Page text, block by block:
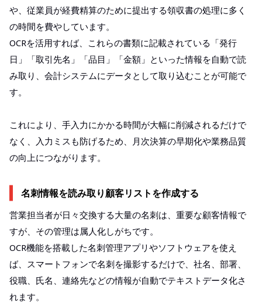
や、従業員が経費精算のために提出する領収書の処理に多く
の時間を費やしています。
OCRを活用すれば、これらの書類に記載されている「発行
日」「取引先名」「品目」「金額」といった情報を自動で読
み取り、会計システムにデータとして取り込むことが可能で
す。
これにより、手入力にかかる時間が大幅に削減されるだけで
なく、入力ミスも防げるため、月次決算の早期化や業務品質
の向上につながります。
名刺情報を読み取り顧客リストを作成する
営業担当者が日々交換する大量の名刺は、重要な顧客情報で
すが、その管理は属人化しがちです。
OCR機能を搭載した名刺管理アプリやソフトウェアを使え
ば、スマートフォンで名刺を撮影するだけで、社名、部署、
役職、氏名、連絡先などの情報が自動でテキストデータ化さ
れます。